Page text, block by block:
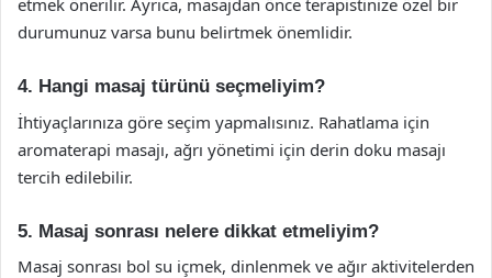
etmek önerilir. Ayrıca, masajdan önce terapistinize özel bir
durumunuz varsa bunu belirtmek önemlidir.
4. Hangi masaj türünü seçmeliyim?
İhtiyaçlarınıza göre seçim yapmalısınız. Rahatlama için
aromaterapi masajı, ağrı yönetimi için derin doku masajı
tercih edilebilir.
5. Masaj sonrası nelere dikkat etmeliyim?
Masaj sonrası bol su içmek, dinlenmek ve ağır aktivitelerden